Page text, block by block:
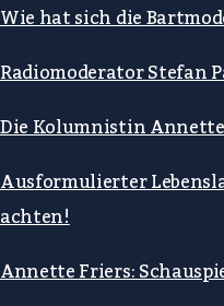
Wie hat sich die
Radiomoderator Stefan
Die Kolumnistin
Ausformulierter
achten!
Annette Friers: